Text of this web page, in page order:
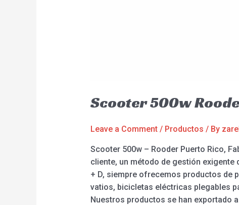
Scooter 500w
Leave a Comment / Productos / By
Scooter 500w – Rooder Puerto Rico,
cliente, un método de gestión
+ D, siempre ofrecemos productos de
vatios, bicicletas eléctricas plegables
Nuestros productos se han exportado